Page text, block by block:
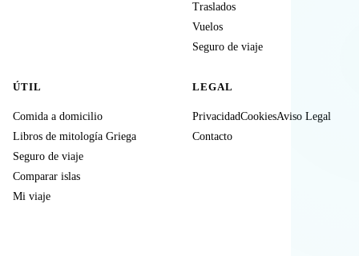
Traslados
Vuelos
Seguro de viaje
ÚTIL
Comida a domicilio
Libros de mitología Griega
Seguro de viaje
Comparar islas
Mi viaje
LEGAL
PrivacidadCookiesAviso Legal
Contacto